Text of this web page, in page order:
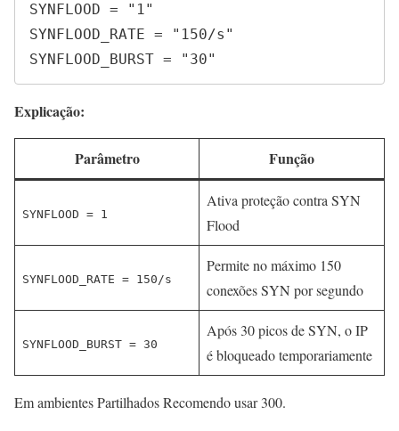
SYNFLOOD = "1"
SYNFLOOD_RATE = "150/s"
Explicação:
Parâmetro Função
SYNFLOOD = 1
Ativa proteção contra SYN
Flood
SYNFLOOD_RATE = 150/s
Permite no máximo 150
conexões SYN por segundo
SYNFLOOD_BURST = 30
Após 30 picos de SYN, o IP
é bloqueado temporariamente
Em ambientes Partilhados Recomendo usar 300.